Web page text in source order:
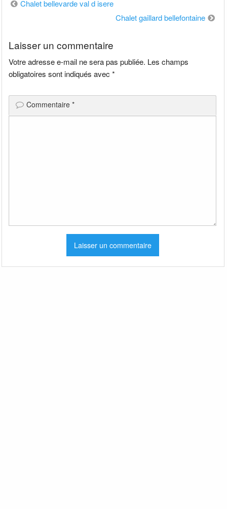
Navigation
Chalet bellevarde val d isere
Chalet gaillard bellefontaine
Laisser un commentaire
Votre adresse e-mail ne sera pas publiée. Les champs
obligatoires sont indiqués avec*
Commentaire*